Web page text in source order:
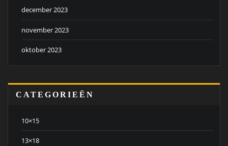
december 2023
november 2023
oktober 2023
CATEGORIEËN
10×15
13×18